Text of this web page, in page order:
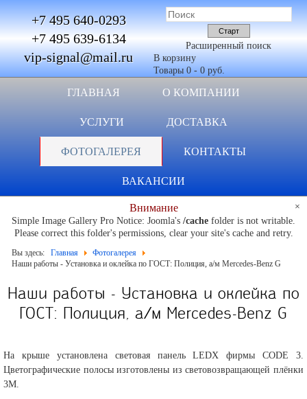
+7 495 640-0293
+7 495 639-6134
vip-signal@mail.ru
Расширенный поиск
В корзину
Товары 0 - 0 руб.
ГЛАВНАЯ О КОМПАНИИ
УСЛУГИ ДОСТАВКА
ФОТОГАЛЕРЕЯ КОНТАКТЫ
ВАКАНСИИ
×
Внимание
Simple Image Gallery Pro Notice: Joomla's /cache folder is not writable.
Please correct this folder's permissions, clear your site's cache and retry.
Вы здесь: Главная
Фотогалерея
Наши работы - Установка и оклейка по ГОСТ: Полиция, а/м Mercedes-Benz G
Наши работы - Установка и оклейка по
ГОСТ: Полиция, а/м Mercedes-Benz G
На крыше установлена световая панель LEDX фирмы CODE 3.
Цветографические полосы изготовлены из световозвращающей плёнки
3М.